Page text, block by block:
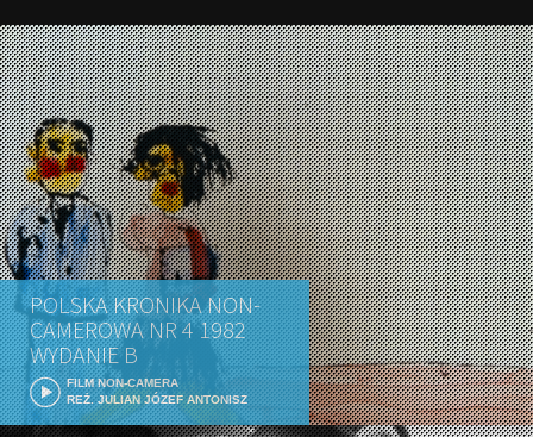
POLSKA KRONIKA NON-
CAMEROWA NR 4 1982
WYDANIE B
FILM NON-CAMERA
REŻ. JULIAN JÓZEF ANTONISZ